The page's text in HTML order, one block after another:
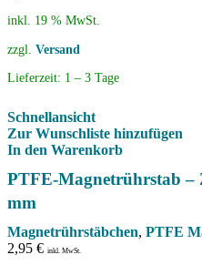
inkl. 19 % MwSt.
zzgl. Versand
Lieferzeit: 1 – 3 Tage
Schnellansicht
Zur Wunschliste hinzufügen
In den Warenkorb
PTFE-Magnetrührstab –
mm
Magnetrührstäbchen, PTFE
2,95 € inkl. MwSt.